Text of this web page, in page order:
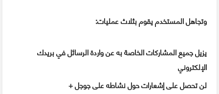
وتجاهل المستخدم يقوم بثلاث عمليات:
يزيل جميع المشاركات الخاصة به عن واردة الرسائل في بريدك
الإلكتروني
لن تحصل على إشعارات حول نشاطه على جوجل +